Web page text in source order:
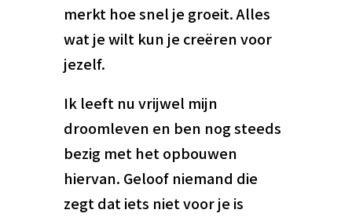
merkt hoe snel je groeit. Alles
wat je wilt kun je creëren voor
jezelf.
Ik leeft nu vrijwel mijn
droomleven en ben nog steeds
bezig met het opbouwen
hiervan. Geloof niemand die
zegt dat iets niet voor je is